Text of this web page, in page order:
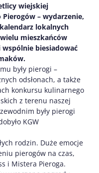
wiejskiej
– wydarzenie,
lokalnych
mieszkańców
biesiadować
były pierogi –
odsłonach, a także
konkursu kulinarnego
z terenu naszej
były pierogi
KGW
rodzin. Duże emocje
pierogów na czas,
i Mistera Pieroga.